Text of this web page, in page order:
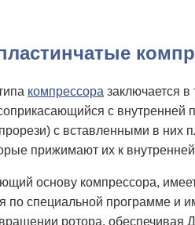
компрессора заключается в
с
с вставленными в них
прижимают их к
основу компрессора,
по специальной программе и
ротора, обеспечивая